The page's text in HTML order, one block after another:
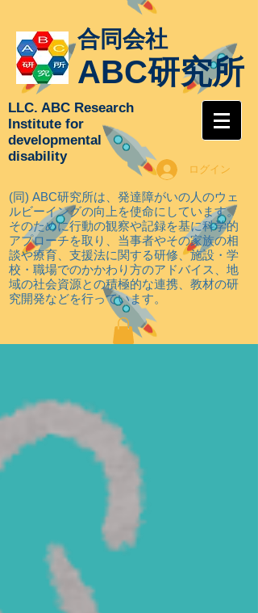
合同会社
ABC研究所
LLC. ABC Research
Institute for
developmental
disability
ログイン
(同) ABC研究所は、発達障がいの人のウェ
ルビーイングの向上を使命にしています。
そのために行動の観察や記録を基に科学的
アプローチを取り
、当事者やその家族の相
談や療育、支援法に関する研修、施設・学
校・職場でのかかわり方のアドバイス、地
域の社会資源との積極的な連携、教材の研
究開発などを行っています。